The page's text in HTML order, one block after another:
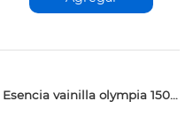
Esencia vainilla olympia 150ml